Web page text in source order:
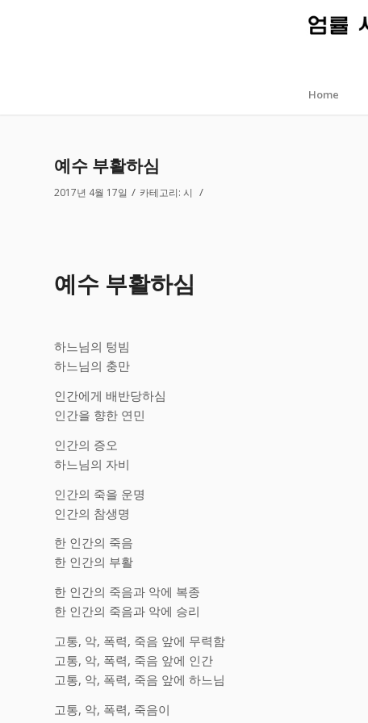
Home
예수 부활하심
2017년 4월 17일 / 카테고리: 시 /
예수 부활하심
하느님의 텅빔
하느님의 충만
인간에게 배반당하심
인간을 향한 연민
인간의 증오
하느님의 자비
인간의 죽을 운명
인간의 참생명
한 인간의 죽음
한 인간의 부활
한 인간의 죽음과 악에 복종
한 인간의 죽음과 악에 승리
고통, 악, 폭력, 죽음 앞에 무력함
고통, 악, 폭력, 죽음 앞에 인간
고통, 악, 폭력, 죽음 앞에 하느님
고통, 악, 폭력, 죽음이